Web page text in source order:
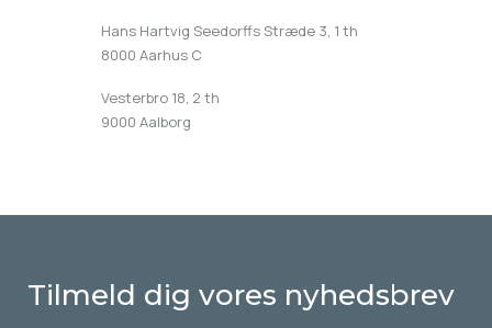
Hans Hartvig Seedorffs Stræde 3, 1 th
8000 Aarhus C
Vesterbro 18, 2 th
9000 Aalborg
Tilmeld dig vores nyhedsbrev